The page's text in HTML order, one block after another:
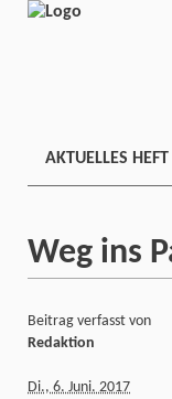
AKTUELLES HEFT
Weg ins
Beitrag verfasst von
Redaktion
Di., 6. Juni. 2017